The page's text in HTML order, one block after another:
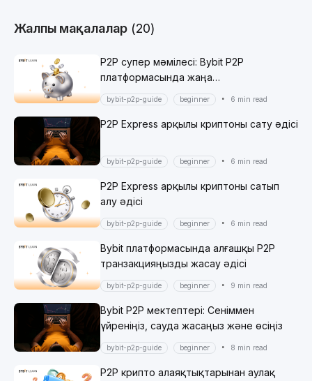
Жалпы мақалалар (20)
P2P супер мәмілесі: Bybit P2P
платформасында жаңа
пайдаланушыларға арналған
эксклюзивті жеңілдіктер
bybit-p2p-guide beginner • 6 min read
P2P Express арқылы криптоны сату әдісі
bybit-p2p-guide beginner • 6 min read
P2P Express арқылы криптоны сатып
алу әдісі
bybit-p2p-guide beginner • 6 min read
Bybit платформасында алғашқы P2P
транзакцияңызды жасау әдісі
bybit-p2p-guide beginner • 9 min read
Bybit P2P мектептері: Сеніммен
үйреніңіз, сауда жасаңыз және өсіңіз
bybit-p2p-guide beginner • 8 min read
P2P крипто алаяқтықтарынан аулақ